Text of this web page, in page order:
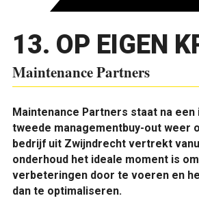
13. OP EIGEN
Maintenance Partners
Maintenance Partners staat na
tweede managementbuy-out weer
bedrijf uit Zwijndrecht vertrekt
onderhoud het ideale moment is
verbeteringen door te voeren en
dan te optimaliseren.